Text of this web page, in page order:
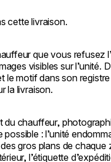
cette livraison.
que vous refusez
visibles sur l’unité.
le motif dans son
la livraison.
du chauffeur,
possible : l’unité
gros plans de chaque
l’étiquette